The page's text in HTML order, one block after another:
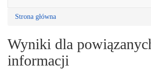
Strona główna
Wyniki dla
informacji